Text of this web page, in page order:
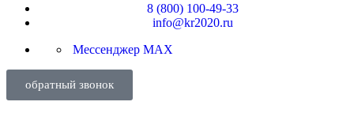
8 (800) 100-49-33
info@kr2020.ru
Мессенджер MAX
обратный звонок